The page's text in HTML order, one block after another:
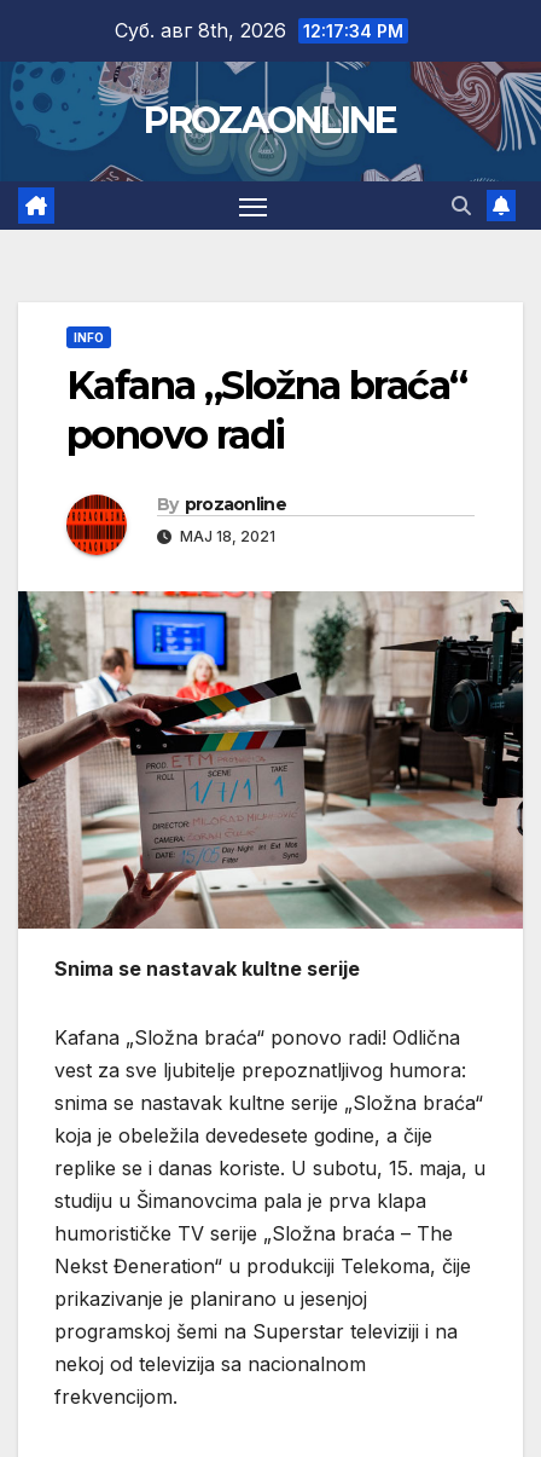
content
Суб. авг 8th, 2026 12:17:35 PM
PROZAONLINE
INFO
Kafana „Složna braća“
ponovo radi
By prozaonline
МАЈ 18, 2021
Snima se nastavak kultne serije
Kafana „Složna braća“ ponovo radi! Odlična
vest za sve ljubitelje prepoznatljivog humora:
snima se nastavak kultne serije „Složna braća“
koja je obeležila devedesete godine, a čije
replike se i danas koriste. U subotu, 15. maja, u
studiju u Šimanovcima pala je prva klapa
humorističke TV serije „Složna braća – The
Nekst Đeneration“ u produkciji Telekoma, čije
prikazivanje je planirano u jesenjoj
programskoj šemi na Superstar televiziji i na
nekoj od televizija sa nacionalnom
frekvencijom.